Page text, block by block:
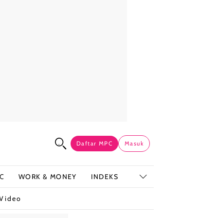
Daftar MPC Masuk
WORK & MONEY INDEKS